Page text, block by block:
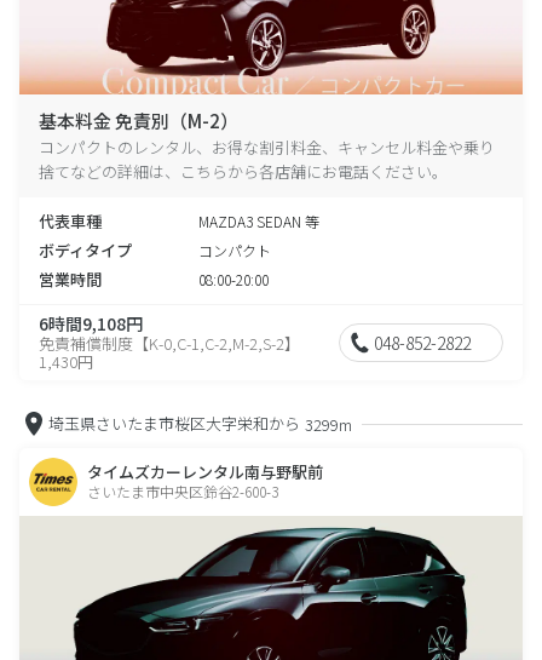
基本料金 免責別（M-2）
コンパクトのレンタル、お得な割引料金、キャンセル料金や乗り
捨てなどの詳細は、こちらから各店舗にお電話ください。
代表車種 MAZDA3 SEDAN 等
ボディタイプ コンパクト
営業時間 08:00-20:00
6時間9,108円
免責補償制度【K-0,C-1,C-2,M-2,S-2】
1,430円
048-852-2822
埼玉県さいたま市桜区大字栄和から 3299m
タイムズカーレンタル南与野駅前
さいたま市中央区鈴谷2-600-3